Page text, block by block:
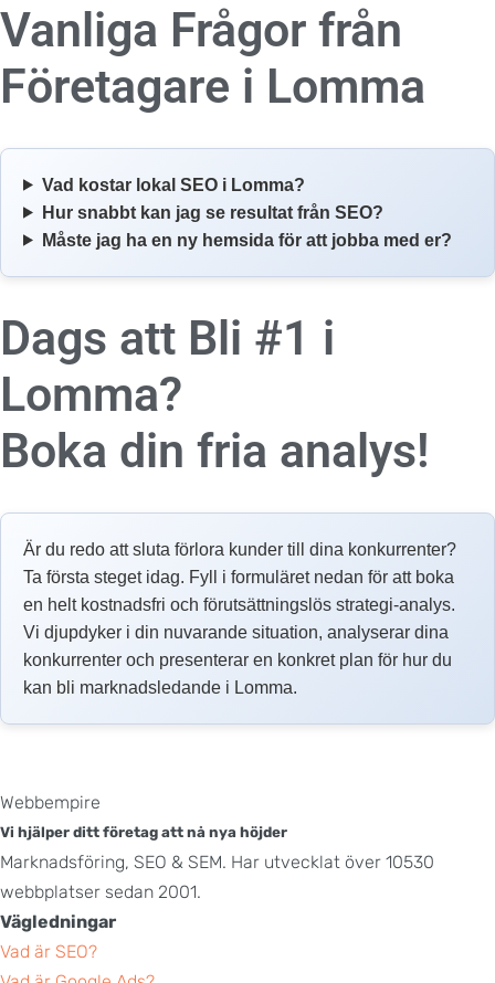
Vanliga Frågor från
Företagare i Lomma
Vad kostar lokal SEO i Lomma?
Hur snabbt kan jag se resultat från SEO?
Måste jag ha en ny hemsida för att jobba med er?
Dags att Bli #1 i
Lomma?
Boka din fria analys!
Är du redo att sluta förlora kunder till dina konkurrenter?
Ta första steget idag. Fyll i formuläret nedan för att boka
en helt kostnadsfri och förutsättningslös strategi-analys.
Vi djupdyker i din nuvarande situation, analyserar dina
konkurrenter och presenterar en konkret plan för hur du
kan bli marknadsledande i Lomma.
Webbempire
Vi hjälper ditt företag att nå nya höjder
Marknadsföring, SEO & SEM. Har utvecklat över 10530
webbplatser sedan 2001.
Vägledningar
Vad är SEO?